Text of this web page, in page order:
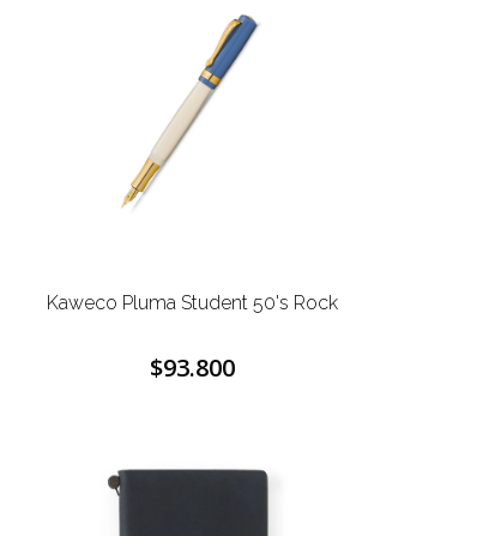
Kaweco Pluma Student 50's Rock
$93.800